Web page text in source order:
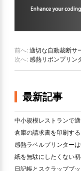
前へ: 適切な自動裁断サ
次へ: 感熱リボンプリン
最新記事
中小規模レストランで
紙を無駄にしたくない